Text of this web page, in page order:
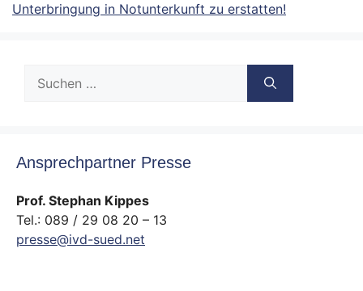
Unterbringung in Notunterkunft zu erstatten!
nach:
Ansprechpartner Presse
Prof. Stephan Kippes
Tel.: 089 / 29 08 20 – 13
presse@ivd-sued.net